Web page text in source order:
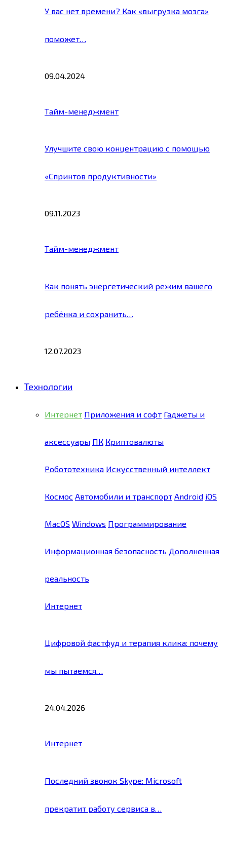
У вас нет времени? Как «выгрузка мозга»
поможет…
09.04.2024
Тайм-менеджмент
Улучшите свою концентрацию с помощью
«Спринтов продуктивности»
09.11.2023
Тайм-менеджмент
Как понять энергетический режим вашего
ребёнка и сохранить…
12.07.2023
Технологии
Интернет Приложения и софт Гаджеты и
аксессуары ПК Криптовалюты
Робототехника Искусственный интеллект
Космос Автомобили и транспорт Android iOS
MacOS Windows Программирование
Информационная безопасность Дополненная
реальность
Интернет
Цифровой фастфуд и терапия клика: почему
мы пытаемся…
24.04.2026
Интернет
Последний звонок Skype: Microsoft
прекратит работу сервиса в…